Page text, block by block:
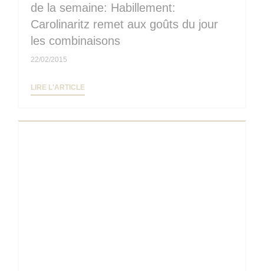
de la semaine: Habillement:
Carolinaritz remet aux goûts du jour
les combinaisons
22/02/2015
LIRE L'ARTICLE